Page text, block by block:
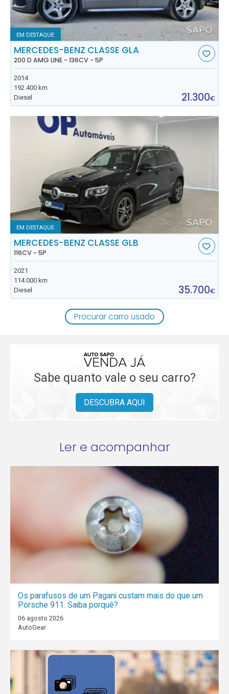
EM DESTAQUE
MERCEDES-BENZ CLASSE GLA
200 D AMG LINE - 136CV - 5P
2014
192.400 km
Diesel
21.300€
EM DESTAQUE
MERCEDES-BENZ CLASSE GLB
116CV - 5P
2021
114.000 km
Diesel
35.700€
Procurar carro usado
Sabe quanto vale o seu carro?
DESCUBRA AQUI
Ler e acompanhar
Os parafusos de um Pagani custam mais do que um
Porsche 911. Saiba porquê?
06 agosto 2026
AutoGear